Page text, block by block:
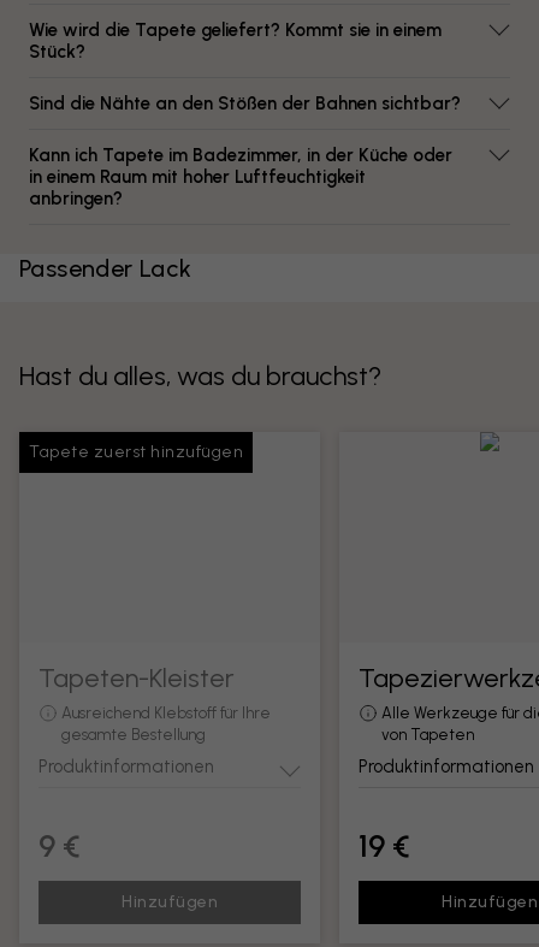
Wie wird die Tapete geliefert? Kommt sie in einem
Stück?
Sind die Nähte an den Stößen der Bahnen sichtbar?
Kann ich Tapete im Badezimmer, in der Küche oder
in einem Raum mit hoher Luftfeuchtigkeit
anbringen?
Passender Lack
Hast du alles, was du brauchst?
Tapete zuerst hinzufügen
Tapeten-Kleister
Ausreichend Klebstoff für Ihre
gesamte Bestellung
Produktinformationen
9 €
Hinzufügen
Alle Werkzeuge für
von Tapeten
Produktinformationen
19 €
Hinzufügen